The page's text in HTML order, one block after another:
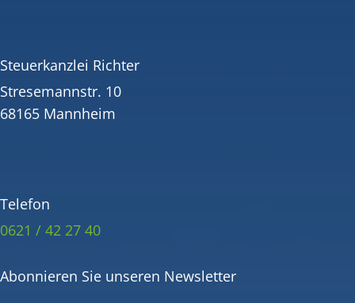
Steuerkanzlei Richter
Stresemannstr. 10
68165 Mannheim
Telefon
0621 / 42 27 40
Abonnieren Sie unseren Newsletter